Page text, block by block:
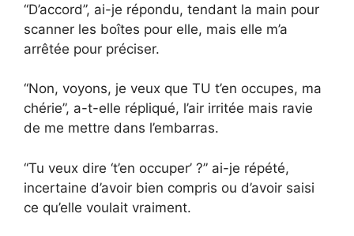
“D’accord”, ai-je répondu, tendant la main pour
scanner les boîtes pour elle, mais elle m’a
arrêtée pour préciser.
“Non, voyons, je veux que TU t’en occupes, ma
chérie”, a-t-elle répliqué, l’air irritée mais ravie
de me mettre dans l’embarras.
“Tu veux dire ‘t’en occuper’ ?” ai-je répété,
incertaine d’avoir bien compris ou d’avoir saisi
ce qu’elle voulait vraiment.